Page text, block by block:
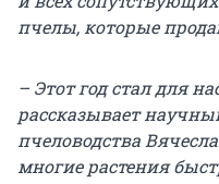
пчелы, которые
– Этот год стал для
рассказывает
пчеловодства
многие растения